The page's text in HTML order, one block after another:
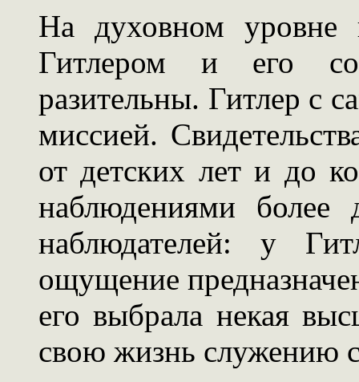
На духовном уровне
Гитлером и его
разительны. Гитлер с
миссией.
от детских лет и до
наблюдениями более
наблюдателей: у
ощущение
его выбрала некая
свою жизнь служению